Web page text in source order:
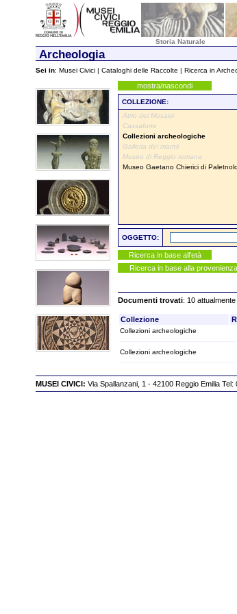
Storia Naturale
Archeologia
Sei in: Musei Civici | Cataloghi delle Raccolte | Ricerca in
mostra/nascondi
COLLEZIONE:
Atrio dei Mosaici
Cassaforte
Collezioni archeologiche
Galleria dei marmi
Museo di Reggio romana
Museo Gaetano Chierici di
OGGETTO:
Ricerca in base all'età
Ricerca in base alla provenienza
Documenti trovati: 10
Collezione
Collezioni archeologiche
Collezioni archeologiche
MUSEI CIVICI: Via Spallanzani, 1 - 42100 Reggio Emilia